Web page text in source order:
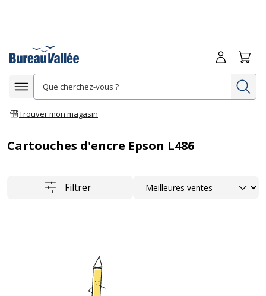
Afficher la navigation
Trouver mon magasin
Me
Cartouches d'encre Epson L486
Filtrer Trier